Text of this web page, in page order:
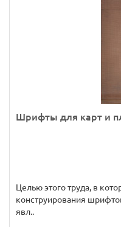
Шрифты для карт и
Целью этого труда, в
конструирования
явл..